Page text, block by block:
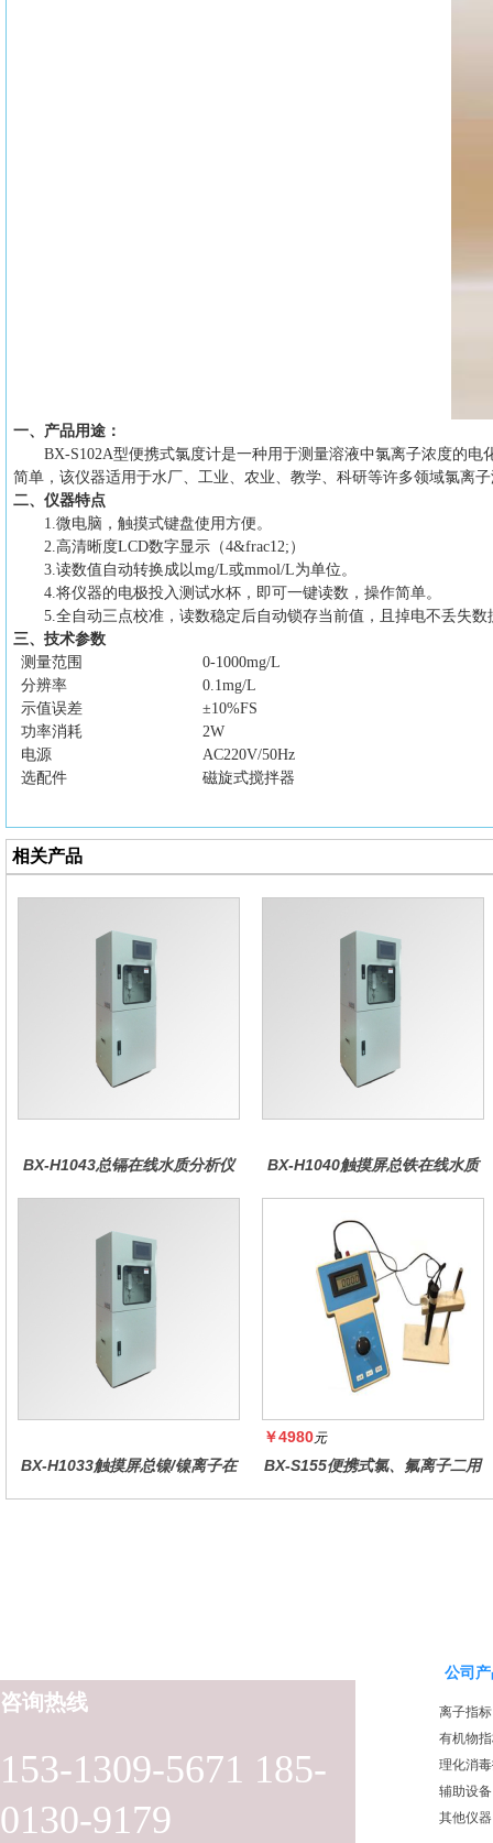
一、产品用途：
BX-S102A型便携式氯度计是一种用于测量溶液中氯离子浓度的
简单，该仪器适用于水厂、工业、农业、教学、科研等许多领域氯离
二、仪器特点
1.微电脑，触摸式键盘使用方便。
2.高清晰度LCD数字显示（4&frac12;）
3.读数值自动转换成以mg/L或mmol/L为单位。
4.将仪器的电极投入测试水杯，即可一键读数，操作简单。
5.全自动三点校准，读数稳定后自动锁存当前值，且掉电不丢失数
三、技术参数
测量范围
0-1000mg/L
分辨率
0.1mg/L
示值误差
±10%FS
功率消耗
2W
电源
AC220V/50Hz
选配件
磁旋式搅拌器
相关产品
BX-H1043总镉在线水质分析仪
BX-H1040触摸屏总铁在线水质
BX-H1033触摸屏总镍/镍离子在
￥4980元
BX-S155便携式氯、氟离子二用
153-1309-5671 185-
0130-9179
咨询热线
公司
离子指标
有机物
理化消
辅助设备
其他仪器